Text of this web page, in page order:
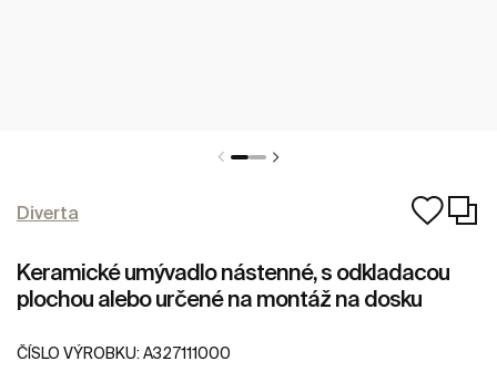
Diverta
Keramické umývadlo nástenné, s odkladacou
plochou alebo určené na montáž na dosku
ČÍSLO VÝROBKU: A327111000